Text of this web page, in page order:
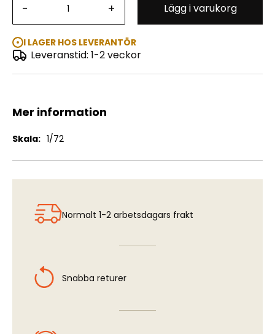
- + Lägg i varukorg
I LAGER HOS LEVERANTÖR
Leveranstid: 1-2 veckor
ATZ-5-375 Fuel Bowser
Mer information
Mer
1/72
Normalt 1-2 arbetsdagars frakt
Snabba returer